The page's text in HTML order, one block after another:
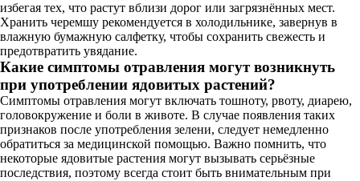
избегая тех, что растут вблизи дорог или загрязнённых мест.
Хранить черемшу рекомендуется в холодильнике, завернув в
влажную бумажную салфетку, чтобы сохранить свежесть и
предотвратить увядание.
Какие симптомы отравления могут возникнуть
при употреблении ядовитых растений?
Симптомы отравления могут включать тошноту, рвоту, диарею,
головокружение и боли в животе. В случае появления таких
признаков после употребления зелени, следует немедленно
обратиться за медицинской помощью. Важно помнить, что
некоторые ядовитые растения могут вызывать серьёзные
последствия, поэтому всегда стоит быть внимательным при